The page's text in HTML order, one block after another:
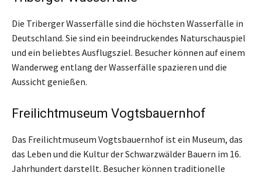
Die Triberger Wasserfälle sind die höchsten Wasserfälle in
Deutschland. Sie sind ein beeindruckendes Naturschauspiel
und ein beliebtes Ausflugsziel. Besucher können auf einem
Wanderweg entlang der Wasserfälle spazieren und die
Aussicht genießen.
Freilichtmuseum Vogtsbauernhof
Das Freilichtmuseum Vogtsbauernhof ist ein Museum, das
das Leben und die Kultur der Schwarzwälder Bauern im 16.
Jahrhundert darstellt. Besucher können traditionelle